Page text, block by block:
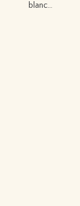
blanc…